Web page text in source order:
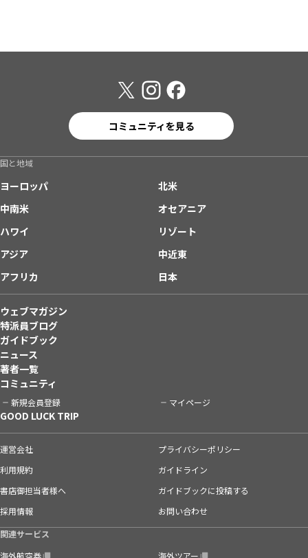
コミュニティを見る
国と地域
ヨーロッパ
北米
中南米
オセアニア
ハワイ
リゾート
アジア
中近東
アフリカ
日本
ウェブマガジン
特派員ブログ
ガイドブック
ニュース
著者一覧
コミュニティ
新規会員登録 マイページ
GOOD LUCK TRIP
運営会社
プライバシーポリシー
利用規約
ガイドライン
書店御担当者様へ
ガイドブックに投稿する
採用情報
お問い合わせ
関連サービス
海外航空券
海外ツアー